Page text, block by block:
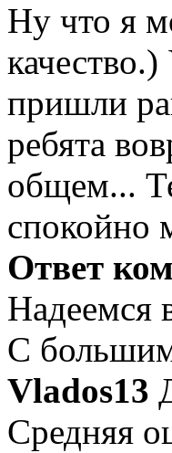
Ну что я
пришли
ребята
общем...
спокойно
Ответ
Надеемся
С
Vlados13
Средняя